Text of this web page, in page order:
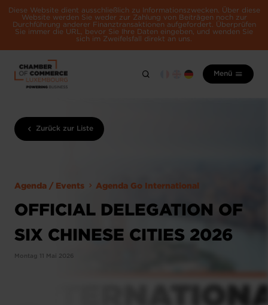
Diese Website dient ausschließlich zu Informationszwecken. Über diese
Website werden Sie weder zur Zahlung von Beiträgen noch zur
Durchführung anderer Finanztransaktionen aufgefordert. Überprüfen
Sie immer die URL, bevor Sie Ihre Daten eingeben, und wenden Sie
sich im Zweifelsfall direkt an uns.
Menü
Zurück zur Liste
Agenda / Events Agenda Go International
OFFICIAL DELEGATION OF
SIX CHINESE CITIES 2026
Montag 11 Mai 2026